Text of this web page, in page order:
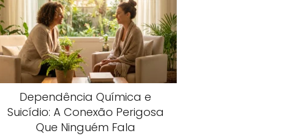
Dependência Química e
Suicídio: A Conexão Perigosa
Que Ninguém Fala